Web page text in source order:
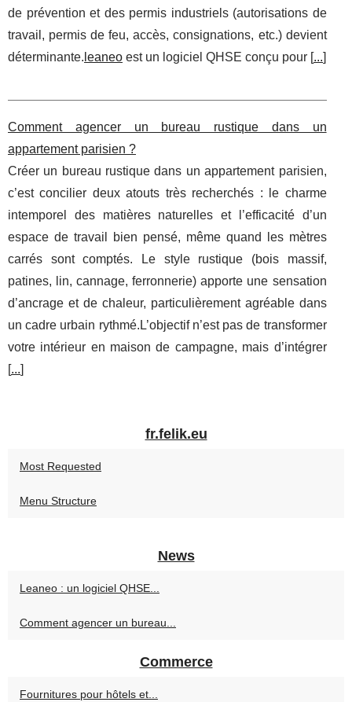
de prévention et des permis industriels (autorisations de
travail, permis de feu, accès, consignations, etc.) devient
déterminante. leaneo est un logiciel QHSE conçu pour [...]
Comment agencer un bureau rustique dans un
appartement parisien ?
Créer un bureau rustique dans un appartement parisien,
c’est concilier deux atouts très recherchés : le charme
intemporel des matières naturelles et l’efficacité d’un
espace de travail bien pensé, même quand les mètres
carrés sont comptés. Le style rustique (bois massif,
patines, lin, cannage, ferronnerie) apporte une sensation
d’ancrage et de chaleur, particulièrement agréable dans
un cadre urbain rythmé.L’objectif n’est pas de transformer
votre intérieur en maison de campagne, mais d’intégrer
[...]
fr.felik.eu
Most Requested
Menu Structure
News
Leaneo : un logiciel QHSE...
Comment agencer un bureau...
Commerce
Fournitures pour hôtels et...